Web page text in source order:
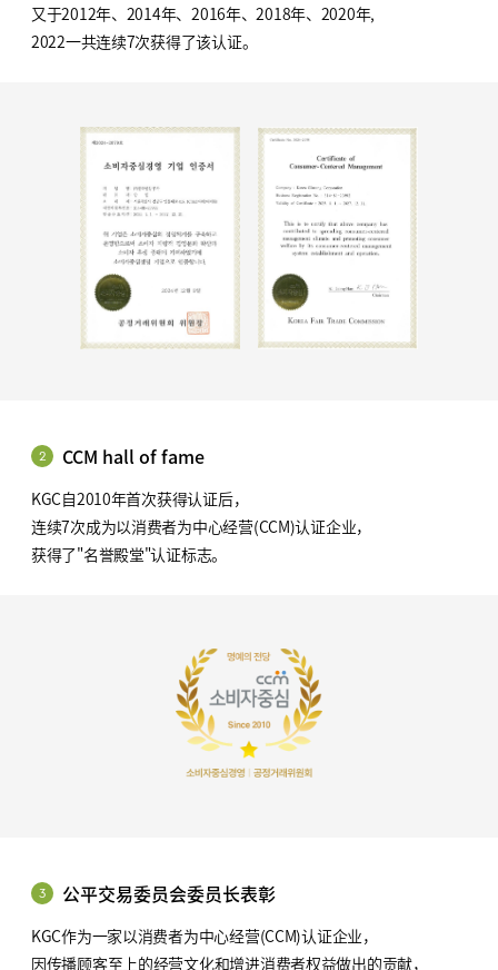
又于2012年、2014年、2016年、2018年、2020年,
2022一共连续7次获得了该认证。
2 CCM hall of fame
KGC自2010年首次获得认证后，
连续7次成为以消费者为中心经营(CCM)认证企业，
获得了"名誉殿堂"认证标志。
3 公平交易委员会委员长表彰
KGC作为一家以消费者为中心经营(CCM)认证企业，
因传播顾客至上的经营文化和增进消费者权益做出的贡献，